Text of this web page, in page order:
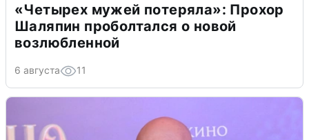
«Четырех мужей потеряла»: Прохор
Шаляпин проболтался о новой
возлюбленной
6 августа 11